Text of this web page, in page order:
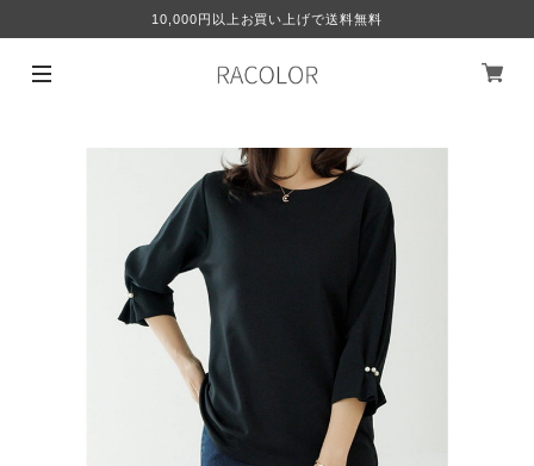
10,000円以上お買い上げで送料無料